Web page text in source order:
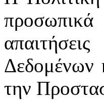
Δεδομένων
την